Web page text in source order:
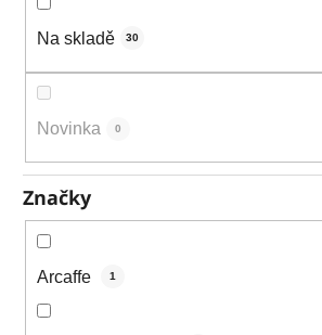
Na skladě 30
Novinka 0
Značky
Arcaffe 1